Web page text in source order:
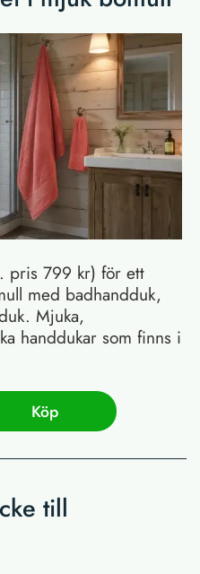
pris 799 kr) för ett
med badhandduk,
Mjuka,
handdukar som finns i
Köp
till